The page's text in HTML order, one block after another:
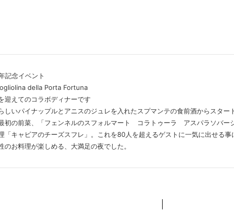
記念イベント
della Porta Fortuna
迎えてのコラボディナーです
しいパイナップルとアニスのジュレを入れたスプマンテの食前酒からスター
初の前菜、「フェンネルのスフォルマート コラトゥーラ アスパラソバー
「キャビアのチーズスフレ」。これを80人を超えるゲストに一気に出せる事
のお料理が楽しめる、大満足の夜でした。